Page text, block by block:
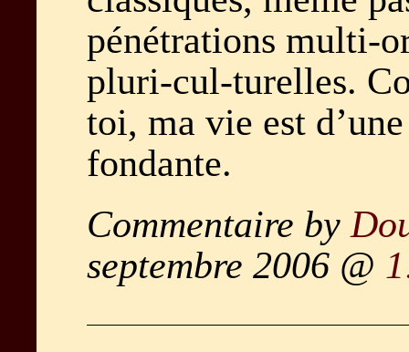
pénétrations multi-
pluri-cul-turelles.
toi, ma vie est
fondante.
Commentaire by
septembre 2006 @